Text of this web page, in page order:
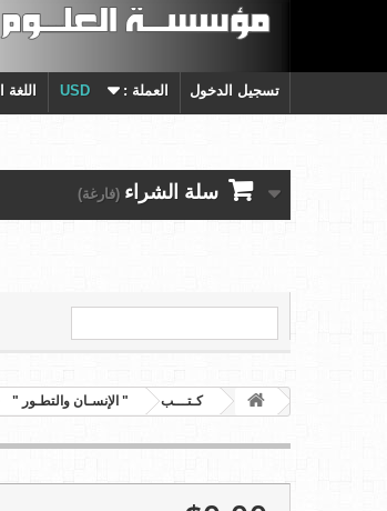
تسجيل الدخول العملة : USD اللغة
سلة الشراء (فارغة)
كـتـــب " الإنسـان والتطـور "